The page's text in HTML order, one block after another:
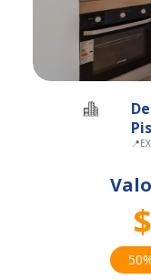
📍